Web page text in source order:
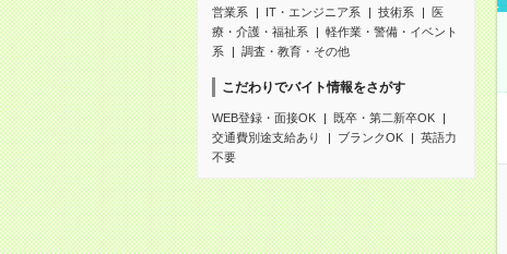
営業系
IT・エンジニア系 技術系
医
療・介護・福祉系
軽作業・警備・イベント
系
調査・教育・その他
こだわりでバイト情報をさがす
WEB登録・面接OK
既卒・第二新卒OK
交通費別途支給あり
ブランクOK
英語力
不要